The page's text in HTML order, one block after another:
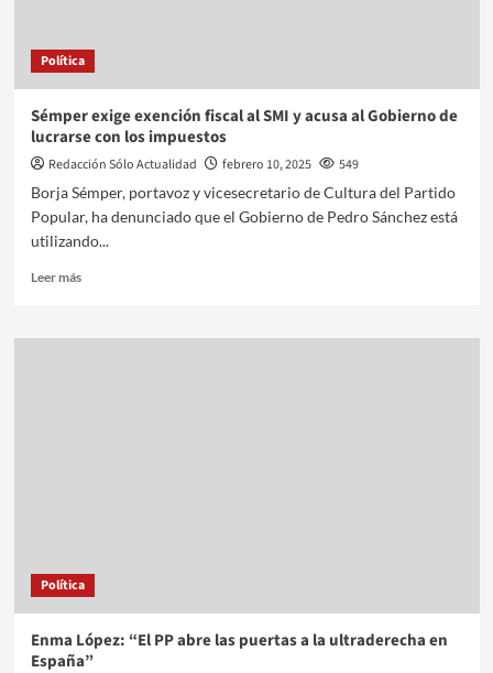
Política
Sémper exige exención fiscal al SMI y acusa al Gobierno de
lucrarse con los impuestos
Redacción Sólo Actualidad febrero 10, 2025
549
Borja Sémper, portavoz y vicesecretario de Cultura del Partido
Popular, ha denunciado que el Gobierno de Pedro Sánchez está
utilizando...
Leer más
Política
Enma López: “El PP abre las puertas a la ultraderecha en
España”